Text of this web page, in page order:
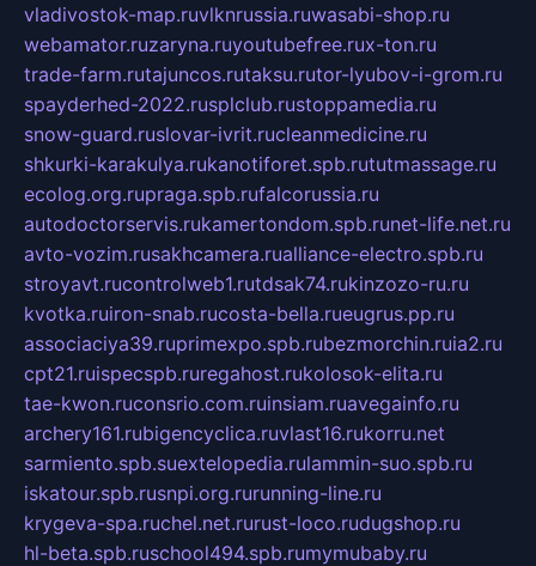
vladivostok-map.ruvlknrussia.ruwasabi-shop.ru
webamator.ruzaryna.ruyoutubefree.rux-ton.ru
trade-farm.rutajuncos.rutaksu.rutor-lyubov-i-grom.ru
spayderhed-2022.rusplclub.rustoppamedia.ru
snow-guard.ruslovar-ivrit.rucleanmedicine.ru
shkurki-karakulya.rukanotiforet.spb.rututmassage.ru
ecolog.org.rupraga.spb.rufalcorussia.ru
autodoctorservis.rukamertondom.spb.runet-life.net.ru
avto-vozim.rusakhcamera.rualliance-electro.spb.ru
stroyavt.rucontrolweb1.rutdsak74.rukinzozo-ru.ru
kvotka.ruiron-snab.rucosta-bella.rueugrus.pp.ru
associaciya39.ruprimexpo.spb.rubezmorchin.ruia2.ru
cpt21.ruispecspb.ruregahost.rukolosok-elita.ru
tae-kwon.ruconsrio.com.ruinsiam.ruavegainfo.ru
archery161.rubigencyclica.ruvlast16.rukorru.net
sarmiento.spb.suextelopedia.rulammin-suo.spb.ru
iskatour.spb.rusnpi.org.rurunning-line.ru
krygeva-spa.ruchel.net.rurust-loco.rudugshop.ru
hl-beta.spb.ruschool494.spb.rumymubaby.ru